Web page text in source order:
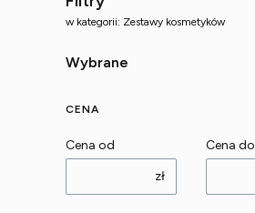
w kategorii: Zestawy kosmetyków
Wybrane
CENA
Cena od
zł
Cena do